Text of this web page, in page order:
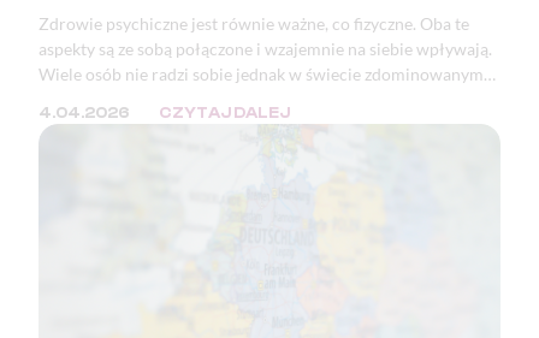
Zdrowie psychiczne jest równie ważne, co fizyczne. Oba te
aspekty są ze sobą połączone i wzajemnie na siebie wpływają.
Wiele osób nie radzi sobie jednak w świecie zdominowanym
tym w Polsce, zaburzenia psychiczne znajdują się w ścisłej
4.04.2026 CZYTAJ DALEJ